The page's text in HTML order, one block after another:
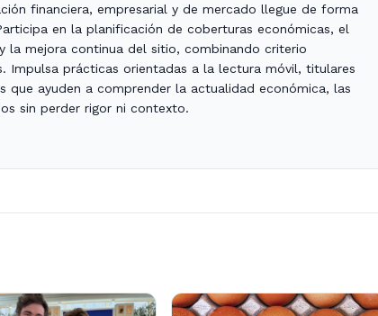
financiera, empresarial y de mercado llegue de forma
en la planificación de coberturas económicas, el
la mejora continua del sitio, combinando criterio
Impulsa prácticas orientadas a la lectura móvil, titulares
que ayuden a comprender la actualidad económica, las
sin perder rigor ni contexto.